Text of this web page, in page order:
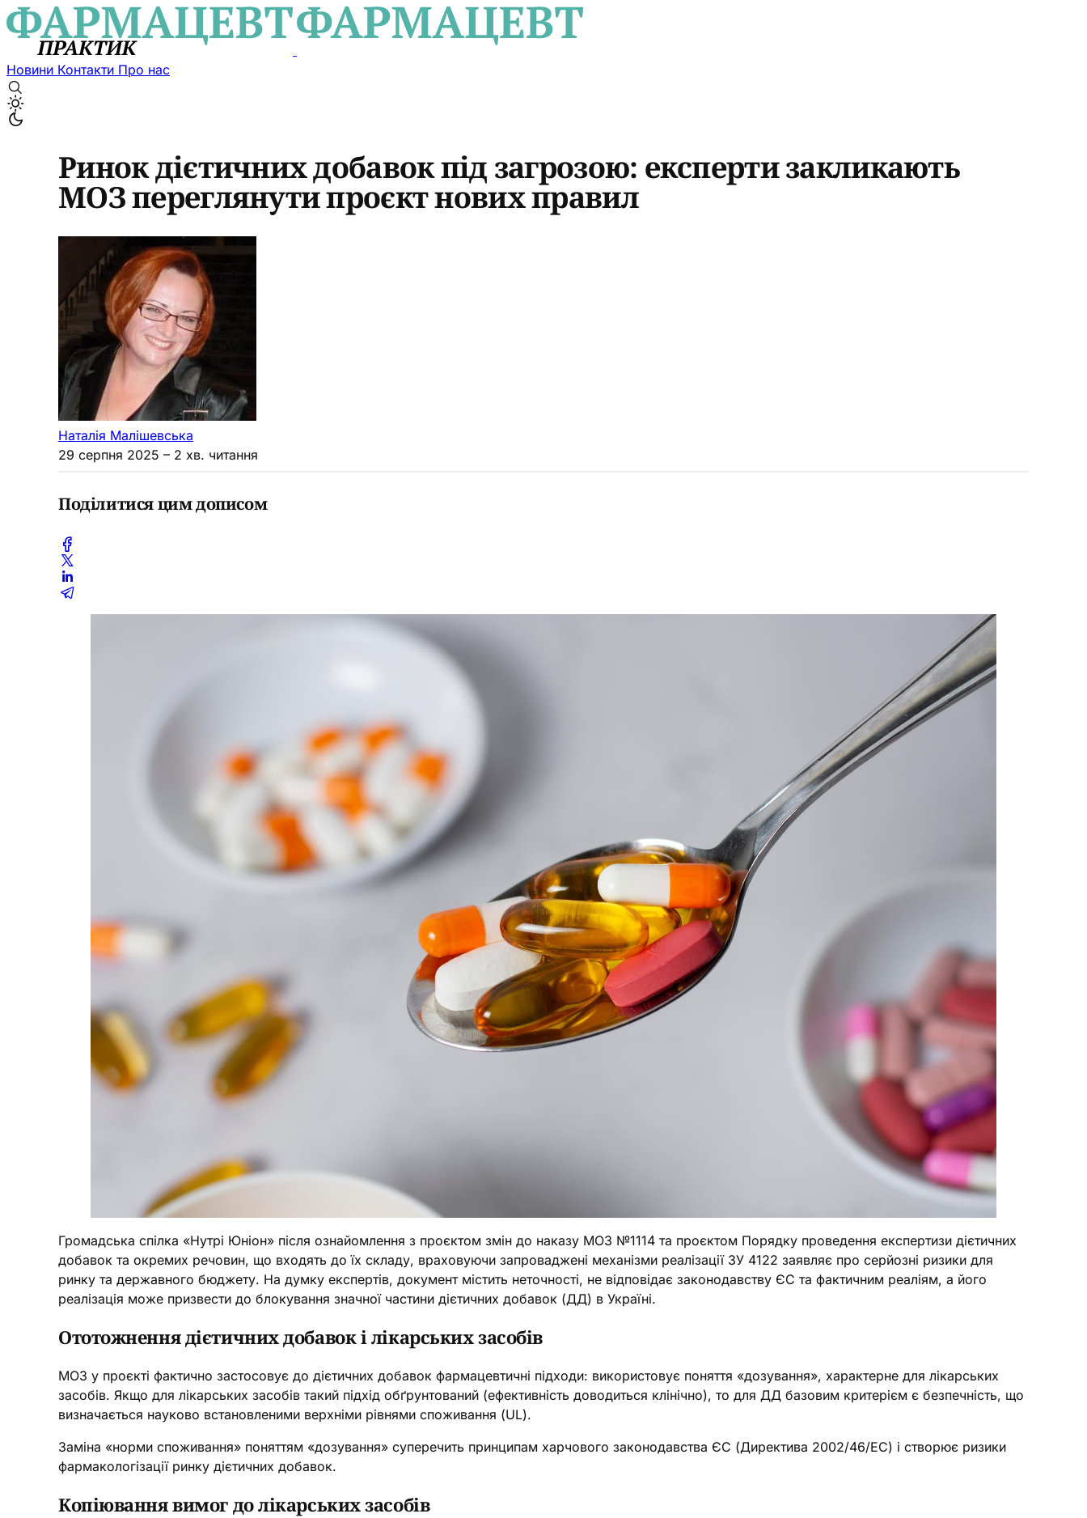
Новини Контакти Про нас
Ринок дієтичних добавок під загрозою: експерти закликають
МОЗ переглянути проєкт нових правил
Наталія Малішевська
29 серпня 2025 – 2 хв. читання
Поділитися цим дописом
Громадська спілка «Нутрі Юніон» після ознайомлення з проєктом змін до наказу МОЗ №1114 та проєктом Порядку проведення експертизи дієтичних
добавок та окремих речовин, що входять до їх складу, враховуючи запроваджені механізми реалізації ЗУ 4122 заявляє про серйозні ризики для
ринку та державного бюджету. На думку експертів, документ містить неточності, не відповідає законодавству ЄС та фактичним реаліям, а його
реалізація може призвести до блокування значної частини дієтичних добавок (ДД) в Україні.
Ототожнення дієтичних добавок і лікарських засобів
МОЗ у проєкті фактично застосовує до дієтичних добавок фармацевтичні підходи: використовує поняття «дозування», характерне для лікарських
засобів. Якщо для лікарських засобів такий підхід обґрунтований (ефективність доводиться клінічно), то для ДД базовим критерієм є безпечність, що
визначається науково встановленими верхніми рівнями споживання (UL).
Заміна «норми споживання» поняттям «дозування» суперечить принципам харчового законодавства ЄС (Директива 2002/46/EC) і створює ризики
фармакологізації ринку дієтичних добавок.
Копіювання вимог до лікарських засобів